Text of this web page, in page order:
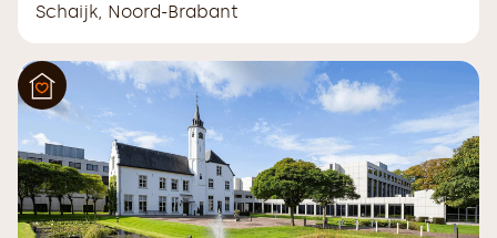
Schaijk, Noord-Brabant